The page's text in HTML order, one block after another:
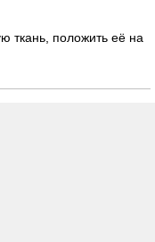
ткань, положить её на